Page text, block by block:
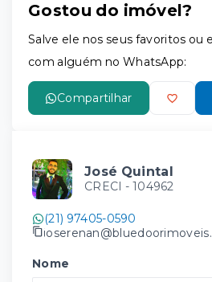
Gostou do imóvel?
Salve ele nos seus favoritos ou
com alguém no WhatsApp:
Compartilhar
José Quintal
CRECI - 104962
(21) 97405-0590
Nome